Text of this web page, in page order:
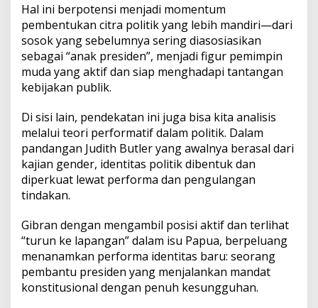
Hal ini berpotensi menjadi momentum
pembentukan citra politik yang lebih mandiri—dari
sosok yang sebelumnya sering diasosiasikan
sebagai “anak presiden”, menjadi figur pemimpin
muda yang aktif dan siap menghadapi tantangan
kebijakan publik.
Di sisi lain, pendekatan ini juga bisa kita analisis
melalui teori performatif dalam politik. Dalam
pandangan Judith Butler yang awalnya berasal dari
kajian gender, identitas politik dibentuk dan
diperkuat lewat performa dan pengulangan
tindakan.
Gibran dengan mengambil posisi aktif dan terlihat
“turun ke lapangan” dalam isu Papua, berpeluang
menanamkan performa identitas baru: seorang
pembantu presiden yang menjalankan mandat
konstitusional dengan penuh kesungguhan.